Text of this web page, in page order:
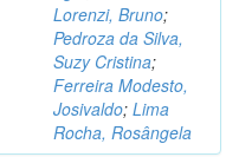
Lorenzi, Bruno;
Pedroza da Silva,
Suzy Cristina;
Ferreira Modesto,
Josivaldo; Lima
Rocha, Rosângela